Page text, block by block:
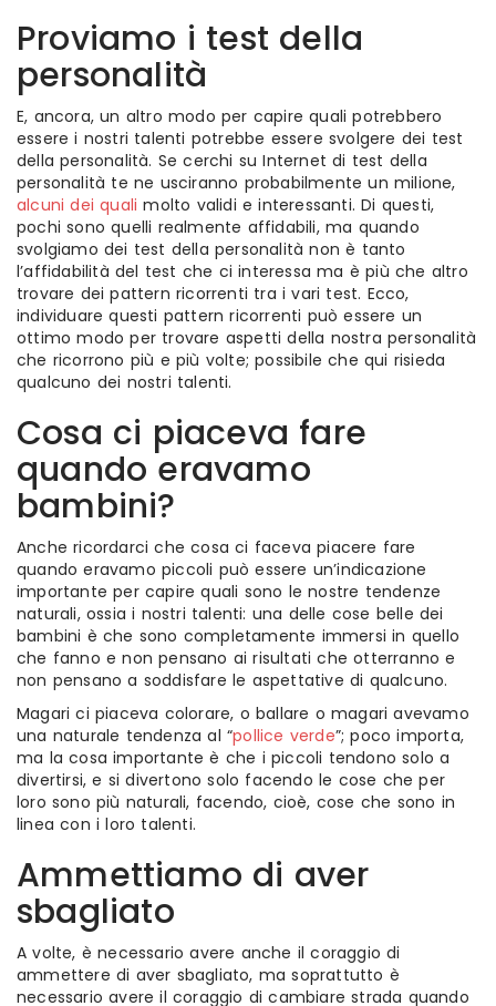
Proviamo i test della
personalità
E, ancora, un altro modo per capire quali potrebbero
essere i nostri talenti potrebbe essere svolgere dei test
della personalità. Se cerchi su Internet di test della
personalità te ne usciranno probabilmente un milione,
alcuni dei quali molto validi e interessanti. Di questi,
pochi sono quelli realmente affidabili, ma quando
svolgiamo dei test della personalità non è tanto
l’affidabilità del test che ci interessa ma è più che altro
trovare dei pattern ricorrenti tra i vari test. Ecco,
individuare questi pattern ricorrenti può essere un
ottimo modo per trovare aspetti della nostra personalità
che ricorrono più e più volte; possibile che qui risieda
qualcuno dei nostri talenti.
Cosa ci piaceva fare
quando eravamo
bambini?
Anche ricordarci che cosa ci faceva piacere fare
quando eravamo piccoli può essere un’indicazione
importante per capire quali sono le nostre tendenze
naturali, ossia i nostri talenti: una delle cose belle dei
bambini è che sono completamente immersi in quello
che fanno e non pensano ai risultati che otterranno e
non pensano a soddisfare le aspettative di qualcuno.
Magari ci piaceva colorare, o ballare o magari avevamo
una naturale tendenza al “pollice verde”; poco importa,
ma la cosa importante è che i piccoli tendono solo a
divertirsi, e si divertono solo facendo le cose che per
loro sono più naturali, facendo, cioè, cose che sono in
linea con i loro talenti.
Ammettiamo di aver
sbagliato
A volte, è necessario avere anche il coraggio di
ammettere di aver sbagliato, ma soprattutto è
necessario avere il coraggio di cambiare strada quando